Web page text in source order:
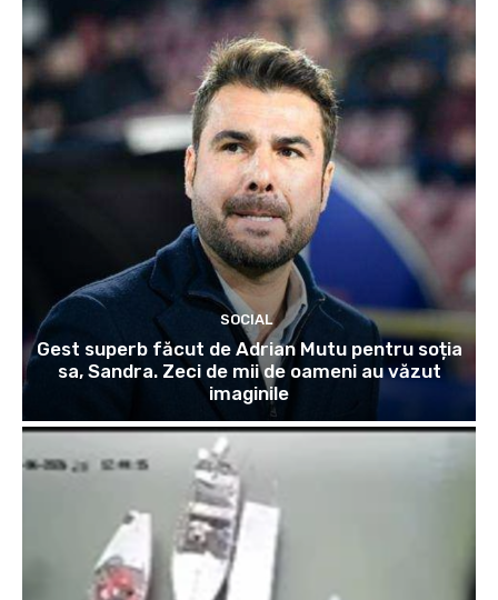
SOCIAL
Gest superb făcut de Adrian Mutu pentru soția
sa, Sandra. Zeci de mii de oameni au văzut
imaginile